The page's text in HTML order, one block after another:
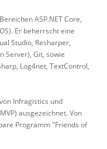
ASP.NET Core,
Er beherrscht eine
Studio, Resharper,
Server), Git, sowie
Log4net, TextControl,
Infragistics und
ausgezeichnet. Von
Programm "Friends of